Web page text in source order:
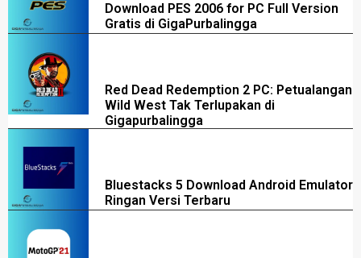
Download PES 2006 for PC Full Version
Gratis di GigaPurbalingga
Red Dead Redemption 2 PC: Petualangan
Wild West Tak Terlupakan di
Gigapurbalingga
Bluestacks 5 Download Android Emulator
Ringan Versi Terbaru